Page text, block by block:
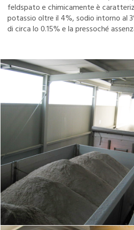
feldspato e chimicamente è
potassio oltre il 4%, sodio intorno al
di circa lo 0.15% e la pressoché